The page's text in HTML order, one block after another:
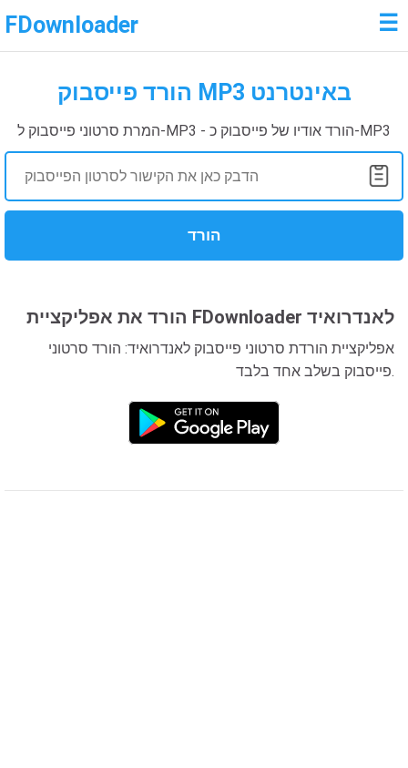
FDownloader ☰
הורד פייסבוק MP3 באינטרנט
המרת סרטוני פייסבוק ל-MP3 - הורד אודיו של פייסבוק כ-MP3
הורד
הורד את אפליקציית FDownloader לאנדרואיד
אפליקציית הורדת סרטוני פייסבוק לאנדרואיד: הורד סרטוני
פייסבוק בשלב אחד בלבד.